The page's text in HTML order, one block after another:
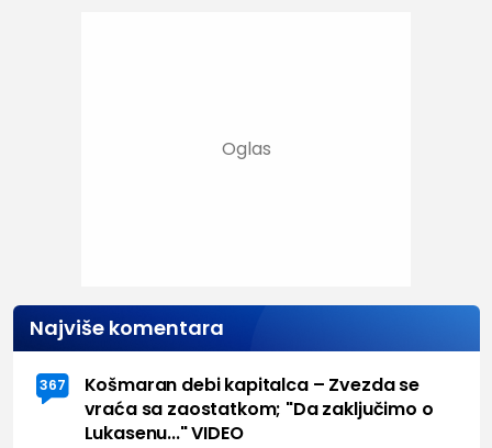
Najviše komentara
367
Košmaran debi kapitalca – Zvezda se
vraća sa zaostatkom; "Da zaključimo o
Lukasenu..." VIDEO